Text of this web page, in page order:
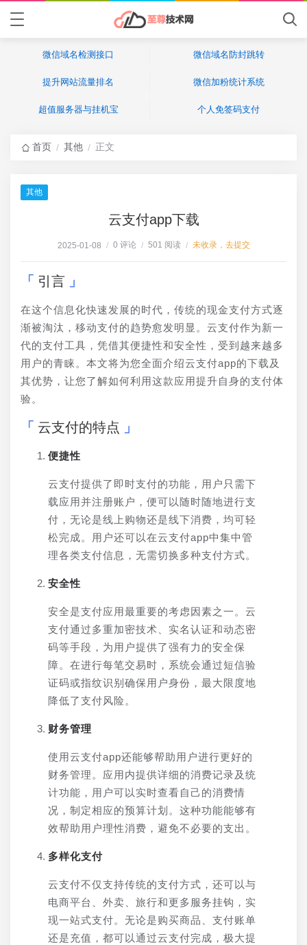
微信域名检测接口 微信域名防封跳转
提升网站流量排名 微信加粉统计系统
超值服务器与挂机宝 个人免签码支付
首页 / 其他 / 正文
其他
云支付app下载
2025-01-08 / 0 评论 / 501 阅读 / 未收录，去提交
引言
在这个信息化快速发展的时代，传统的现金支付方式逐
渐被淘汰，移动支付的趋势愈发明显。云支付作为新一
代的支付工具，凭借其便捷性和安全性，受到越来越多
用户的青睐。本文将为您全面介绍云支付app的下载及
其优势，让您了解如何利用这款应用提升自身的支付体
验。
云支付的特点
便捷性
云支付提供了即时支付的功能，用户只需下
载应用并注册账户，便可以随时随地进行支
付，无论是线上购物还是线下消费，均可轻
松完成。用户还可以在云支付app中集中管
理各类支付信息，无需切换多种支付方式。
安全性
安全是支付应用最重要的考虑因素之一。云
支付通过多重加密技术、实名认证和动态密
码等手段，为用户提供了强有力的安全保
障。在进行每笔交易时，系统会通过短信验
证码或指纹识别确保用户身份，最大限度地
降低了支付风险。
财务管理
使用云支付app还能够帮助用户进行更好的
财务管理。应用内提供详细的消费记录及统
计功能，用户可以实时查看自己的消费情
况，制定相应的预算计划。这种功能能够有
效帮助用户理性消费，避免不必要的支出。
多样化支付
云支付不仅支持传统的支付方式，还可以与
电商平台、外卖、旅行和更多服务挂钩，实
现一站式支付。无论是购买商品、支付账单
还是充值，都可以通过云支付完成，极大提